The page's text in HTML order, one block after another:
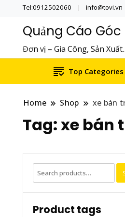
Tel:0912502060 info@tovi.vn
Quảng Cáo Góc
Đơn vị – Gia Công, Sản
Top Categories
Home Shop xe bán
Tag:xe bán
Search
for:
Product tags